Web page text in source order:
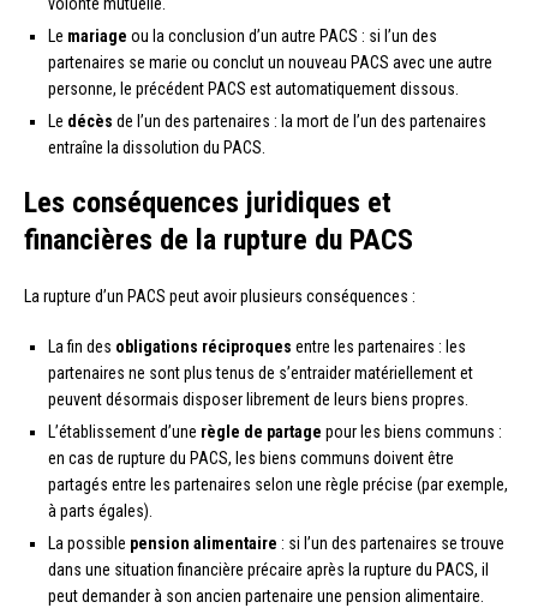
Le mariage ou la conclusion d’un autre PACS : si l’un des
partenaires se marie ou conclut un nouveau PACS avec une autre
personne, le précédent PACS est automatiquement dissous.
Le décès de l’un des partenaires : la mort de l’un des partenaires
entraîne la dissolution du PACS.
Les conséquences juridiques et
financières de la rupture du PACS
La rupture d’un PACS peut avoir plusieurs conséquences :
La fin des obligations réciproques entre les partenaires : les
partenaires ne sont plus tenus de s’entraider matériellement et
peuvent désormais disposer librement de leurs biens propres.
L’établissement d’une règle de partage pour les biens communs :
en cas de rupture du PACS, les biens communs doivent être
partagés entre les partenaires selon une règle précise (par exemple,
à parts égales).
La possible pension alimentaire : si l’un des partenaires se trouve
dans une situation financière précaire après la rupture du PACS, il
peut demander à son ancien partenaire une pension alimentaire.